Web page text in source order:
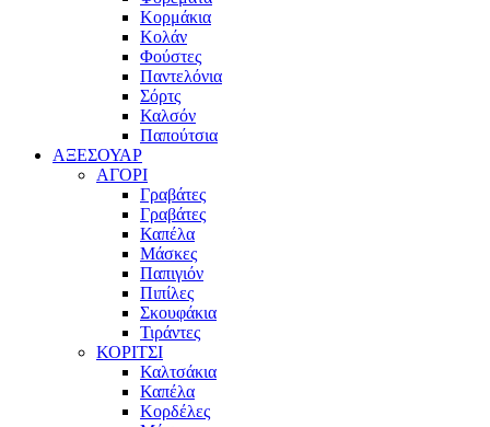
Κορμάκια
Κολάν
Φούστες
Παντελόνια
Σόρτς
Καλσόν
Παπούτσια
ΑΞΕΣΟΥΑΡ
ΑΓΟΡΙ
Γραβάτες
Γραβάτες
Καπέλα
Μάσκες
Παπιγιόν
Πιπίλες
Σκουφάκια
Τιράντες
ΚΟΡΙΤΣΙ
Καλτσάκια
Καπέλα
Κορδέλες